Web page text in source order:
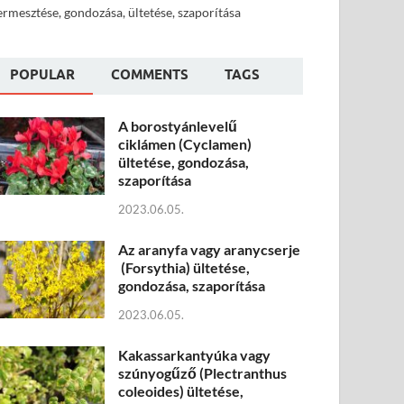
gondozása, ültetése, szaporítása
POPULAR COMMENTS TAGS
A borostyánlevelű
ciklámen (Cyclamen)
ültetése, gondozása,
szaporítása
2023.06.05.
Az aranyfa vagy aranycserje
(Forsythia) ültetése,
gondozása, szaporítása
2023.06.05.
Kakassarkantyúka vagy
szúnyogűző (Plectranthus
coleoides) ültetése,